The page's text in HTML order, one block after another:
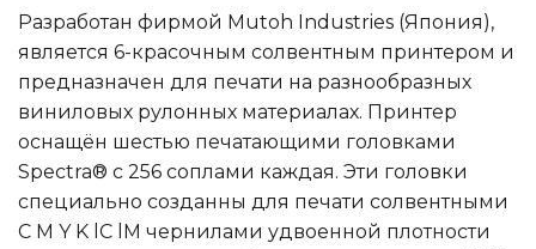
Разработан фирмой Mutoh Industries (Япония),
является 6-красочным солвентным принтером и
предназначен для печати на разнообразных
виниловых рулонных материалах. Принтер
оснащён шестью печатающими головками
Spectra® с 256 соплами каждая. Эти головки
специально созданны для печати солвентными
C M Y K lC lM чернилами удвоенной плотности